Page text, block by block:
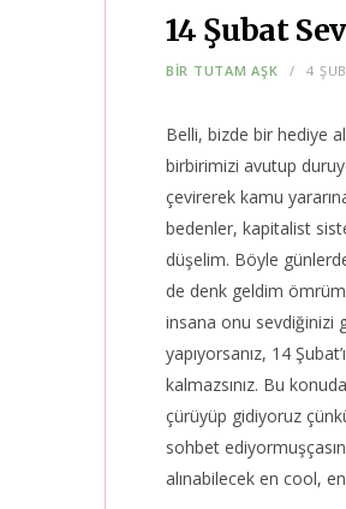
14 Şubat
BIR TUTAM AŞK 4
Belli, bizde bir hediye
birbirimizi avutup
çevirerek kamu
bedenler, kapitalist
düşelim. Böyle
de denk geldim
insana onu sevdiğinizi
yapıyorsanız, 14
kalmazsınız. Bu
çürüyüp gidiyoruz
sohbet
alınabilecek en cool,